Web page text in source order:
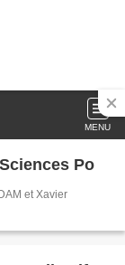
MENU
Po
et Xavier